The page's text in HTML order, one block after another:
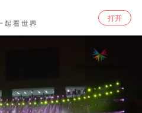
打开